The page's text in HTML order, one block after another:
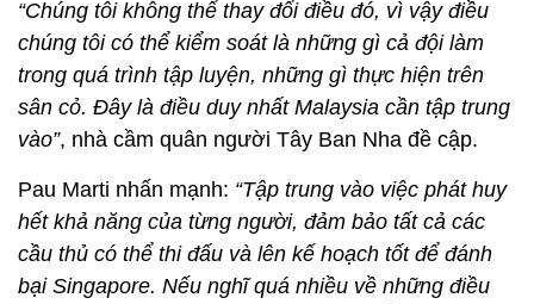
“Chúng tôi không thể thay đổi điều đó, vì vậy điều
chúng tôi có thể kiểm soát là những gì cả đội làm
trong quá trình tập luyện, những gì thực hiện trên
sân cỏ. Đây là điều duy nhất Malaysia cần tập trung
vào”, nhà cầm quân người Tây Ban Nha đề cập.
Pau Marti nhấn mạnh: “Tập trung vào việc phát huy
hết khả năng của từng người, đảm bảo tất cả các
cầu thủ có thể thi đấu và lên kế hoạch tốt để đánh
bại Singapore. Nếu nghĩ quá nhiều về những điều